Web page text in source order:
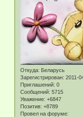
Откуда: Беларусь
Зарегистрирован: 2011-
Приглашений: 0
Сообщений: 5715
Уважение: +6847
Позитив: +8789
Провел на форуме: